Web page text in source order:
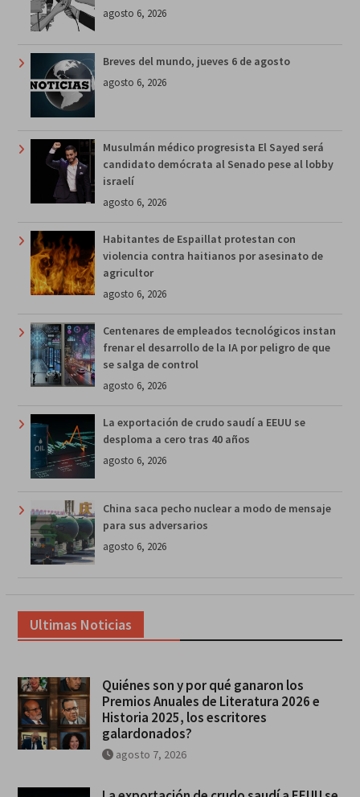
agosto 6, 2026
Breves del mundo, jueves 6 de agosto
agosto 6, 2026
Musulmán médico progresista El Sayed será
candidato demócrata al Senado pese al lobby
israelí
agosto 6, 2026
Habitantes de Espaillat protestan con
violencia contra haitianos por asesinato de
agricultor
agosto 6, 2026
Centenares de empleados tecnológicos instan
frenar el desarrollo de la IA por peligro de que
se salga de control
agosto 6, 2026
La exportación de crudo saudí a EEUU se
desploma a cero tras 40 años
agosto 6, 2026
China saca pecho nuclear a modo de mensaje
para sus adversarios
agosto 6, 2026
Ultimas Noticias
Quiénes son y por qué ganaron los
Premios Anuales de Literatura 2026 e
Historia 2025, los escritores
galardonados?
agosto 7, 2026